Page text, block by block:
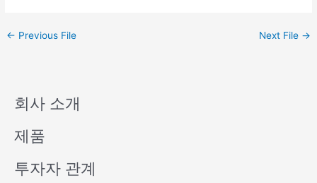
← Previous File Next File →
회사 소개
제품
투자자 관계